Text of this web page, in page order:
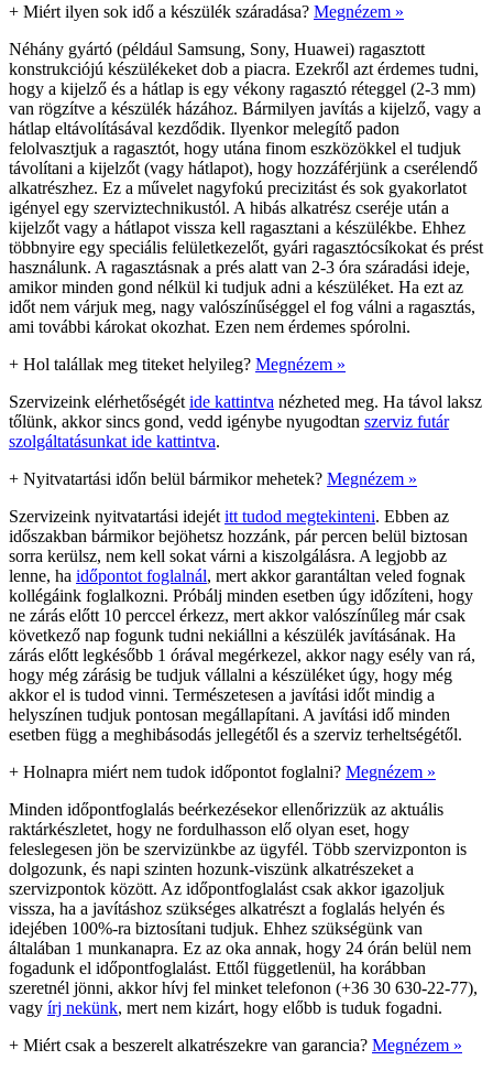
+ Miért ilyen sok idő a készülék száradása? Megnézem »
Néhány gyártó (például Samsung, Sony, Huawei) ragasztott
konstrukciójú készülékeket dob a piacra. Ezekről azt érdemes tudni,
hogy a kijelző és a hátlap is egy vékony ragasztó réteggel (2-3 mm)
van rögzítve a készülék házához. Bármilyen javítás a kijelző, vagy a
hátlap eltávolításával kezdődik. Ilyenkor melegítő padon
felolvasztjuk a ragasztót, hogy utána finom eszközökkel el tudjuk
távolítani a kijelzőt (vagy hátlapot), hogy hozzáférjünk a cserélendő
alkatrészhez. Ez a művelet nagyfokú precizitást és sok gyakorlatot
igényel egy szerviztechnikustól. A hibás alkatrész cseréje után a
kijelzőt vagy a hátlapot vissza kell ragasztani a készülékbe. Ehhez
többnyire egy speciális felületkezelőt, gyári ragasztócsíkokat és prést
használunk. A ragasztásnak a prés alatt van 2-3 óra száradási ideje,
amikor minden gond nélkül ki tudjuk adni a készüléket. Ha ezt az
időt nem várjuk meg, nagy valószínűséggel el fog válni a ragasztás,
ami további károkat okozhat. Ezen nem érdemes spórolni.
+ Hol talállak meg titeket helyileg? Megnézem »
Szervizeink elérhetőségét ide kattintva nézheted meg. Ha távol laksz
tőlünk, akkor sincs gond, vedd igénybe nyugodtan szerviz futár
szolgáltatásunkat ide kattintva.
+ Nyitvatartási időn belül bármikor mehetek? Megnézem »
Szervizeink nyitvatartási idejét itt tudod megtekinteni. Ebben az
időszakban bármikor bejöhetsz hozzánk, pár percen belül biztosan
sorra kerülsz, nem kell sokat várni a kiszolgálásra. A legjobb az
lenne, ha időpontot foglalnál, mert akkor garantáltan veled fognak
kollégáink foglalkozni. Próbálj minden esetben úgy időzíteni, hogy
ne zárás előtt 10 perccel érkezz, mert akkor valószínűleg már csak
következő nap fogunk tudni nekiállni a készülék javításának. Ha
zárás előtt legkésőbb 1 órával megérkezel, akkor nagy esély van rá,
hogy még zárásig be tudjuk vállalni a készüléket úgy, hogy még
akkor el is tudod vinni. Természetesen a javítási időt mindig a
helyszínen tudjuk pontosan megállapítani. A javítási idő minden
esetben függ a meghibásodás jellegétől és a szerviz terheltségétől.
+ Holnapra miért nem tudok időpontot foglalni? Megnézem »
Minden időpontfoglalás beérkezésekor ellenőrizzük az aktuális
raktárkészletet, hogy ne fordulhasson elő olyan eset, hogy
feleslegesen jön be szervizünkbe az ügyfél. Több szervizponton is
dolgozunk, és napi szinten hozunk-viszünk alkatrészeket a
szervizpontok között. Az időpontfoglalást csak akkor igazoljuk
vissza, ha a javításhoz szükséges alkatrészt a foglalás helyén és
idejében 100%-ra biztosítani tudjuk. Ehhez szükségünk van
általában 1 munkanapra. Ez az oka annak, hogy 24 órán belül nem
fogadunk el időpontfoglalást. Ettől függetlenül, ha korábban
szeretnél jönni, akkor hívj fel minket telefonon (+36 30 630-22-77),
vagy írj nekünk, mert nem kizárt, hogy előbb is tuduk fogadni.
+ Miért csak a beszerelt alkatrészekre van garancia? Megnézem »